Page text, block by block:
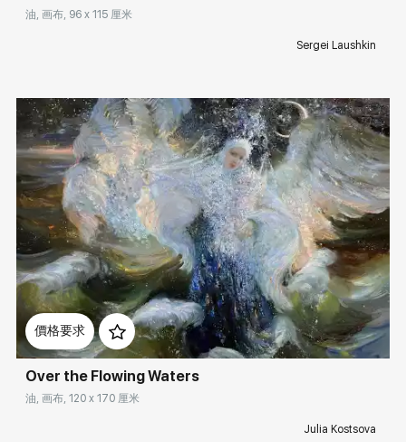
油, 画布, 96 x 115 厘米
Sergei Laushkin
價格要求
Домен: rakovgallery.cn
Over the Flowing Waters
油, 画布, 120 x 170 厘米
Julia Kostsova